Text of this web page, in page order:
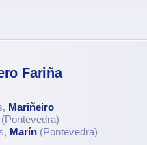
Fariña
Mariñeiro
(Pontevedra)
Marín (Pontevedra)